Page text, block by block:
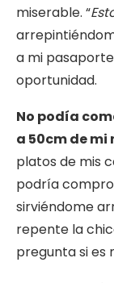
miserable. “
a mi
oportunidad.
No podía
a 50cm de mi
platos de mis
podría
sirviéndome
repente la
pregunta si es